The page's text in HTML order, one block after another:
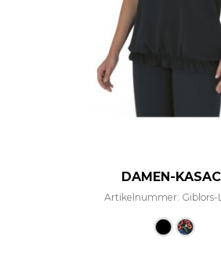
DAMEN-
Artikelnummer: Giblors-